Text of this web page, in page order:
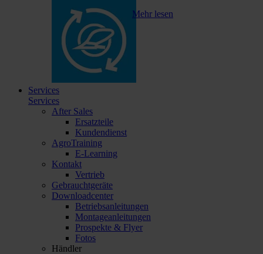
Services
Services
After Sales
Ersatzteile
Kundendienst
AgroTraining
E-Learning
Kontakt
Vertrieb
Gebrauchtgeräte
Downloadcenter
Betriebsanleitungen
Montageanleitungen
Prospekte & Flyer
Fotos
Händler
Mehr lesen